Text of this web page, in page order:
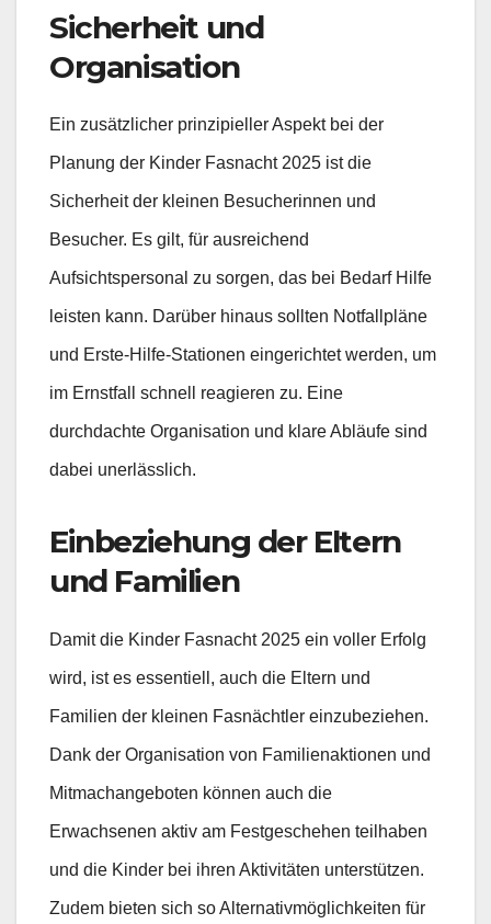
Sicherheit und
Organisation
Ein zusätzlicher prinzipieller Aspekt bei der
Planung der Kinder Fasnacht 2025 ist die
Sicherheit der kleinen Besucherinnen und
Besucher. Es gilt, für ausreichend
Aufsichtspersonal zu sorgen, das bei Bedarf Hilfe
leisten kann. Darüber hinaus sollten Notfallpläne
und Erste-Hilfe-Stationen eingerichtet werden, um
im Ernstfall schnell reagieren zu. Eine
durchdachte Organisation und klare Abläufe sind
dabei unerlässlich.
Einbeziehung der Eltern
und Familien
Damit die Kinder Fasnacht 2025 ein voller Erfolg
wird, ist es essentiell, auch die Eltern und
Familien der kleinen Fasnächtler einzubeziehen.
Dank der Organisation von Familienaktionen und
Mitmachangeboten können auch die
Erwachsenen aktiv am Festgeschehen teilhaben
und die Kinder bei ihren Aktivitäten unterstützen.
Zudem bieten sich so Alternativmöglichkeiten für